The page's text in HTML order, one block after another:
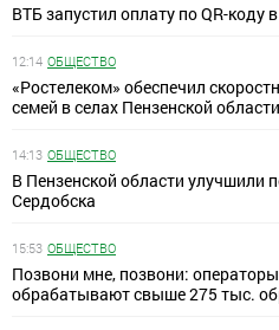
ВТБ запустил оплату по QR-коду
12:14 ОБЩЕСТВО
«Ростелеком» обеспечил
семей в селах Пензенской области
14:13 ОБЩЕСТВО
В Пензенской области улучшили
Сердобска
15:53 ОБЩЕСТВО
Позвони мне, позвони:
обрабатывают свыше 275 тыс.